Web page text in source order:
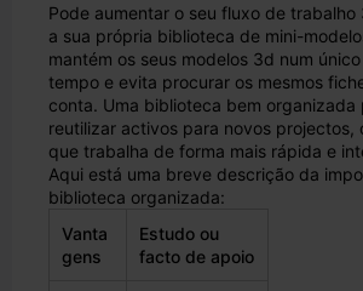
Pode aumentar o seu fluxo de
a sua própria biblioteca de mini-
mantém os seus modelos 3d num
tempo e evita procurar os mesmos
conta. Uma biblioteca bem organizada
reutilizar activos para novos projectos,
que trabalha de forma mais rápida e
Aqui está uma breve descrição da
biblioteca organizada:
Vanta
gens
Estudo ou
facto de apoio